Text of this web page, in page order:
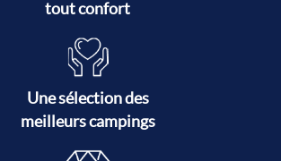
tout confort
Une sélection des
meilleurs campings